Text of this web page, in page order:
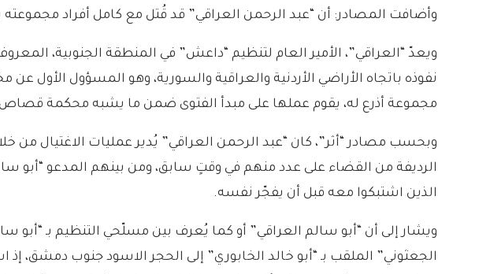
وأضافت المصادر: أن “عبد الرحمن العراقي” قد قُتل مع كامل أفراد
ويعدّ “العراقي”، الأمير العام لتنظيم “داعش” في المنطقة الجنوبية،
نفوذه باتجاه الأراضي الأردنية والعراقية والسورية، وهو المسؤول
مجموعة أذرع له، يقوم عملها على مبدأ الفتوى ضمن ما يشبه محكمة
وبحسب مصادر “أثر”، كان “عبد الرحمن العراقي” يُدير عمليات الاغتيال من
الرديفة من القضاء على عدد منهم في وقتٍ سابق، ومن بينهم المدعو “أبو
الذين اشتبكوا معه قبل أن يفجّر نفسه.
ويشار إلى أن “أبو سالم العراقي” أو كما يُعرف بين مسلّحي التنظيم بـ “أبو
الجعثوني” الملقب بـ “أبو خالد الخابوري” إلى الحجر الاسود جنوب